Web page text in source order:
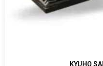
KYUHO